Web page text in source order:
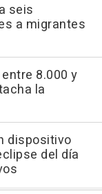
seis
a migrantes
8.000 y
la
dispositivo
del día